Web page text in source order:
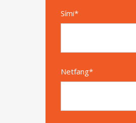
Sími*
Netfang*